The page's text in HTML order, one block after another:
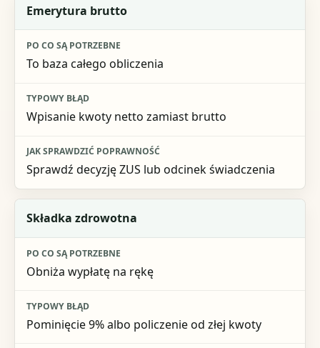
Dane wejściowe
Po co są potrzebne
Emerytura brutto
To baza całego obliczenia
Wpisanie kwoty netto zamiast brutto
Sprawdź decyzję ZUS lub odcinek świadczenia
Składka zdrowotna
Obniża wypłatę na rękę
Pominięcie 9% albo policzenie od złej kwoty